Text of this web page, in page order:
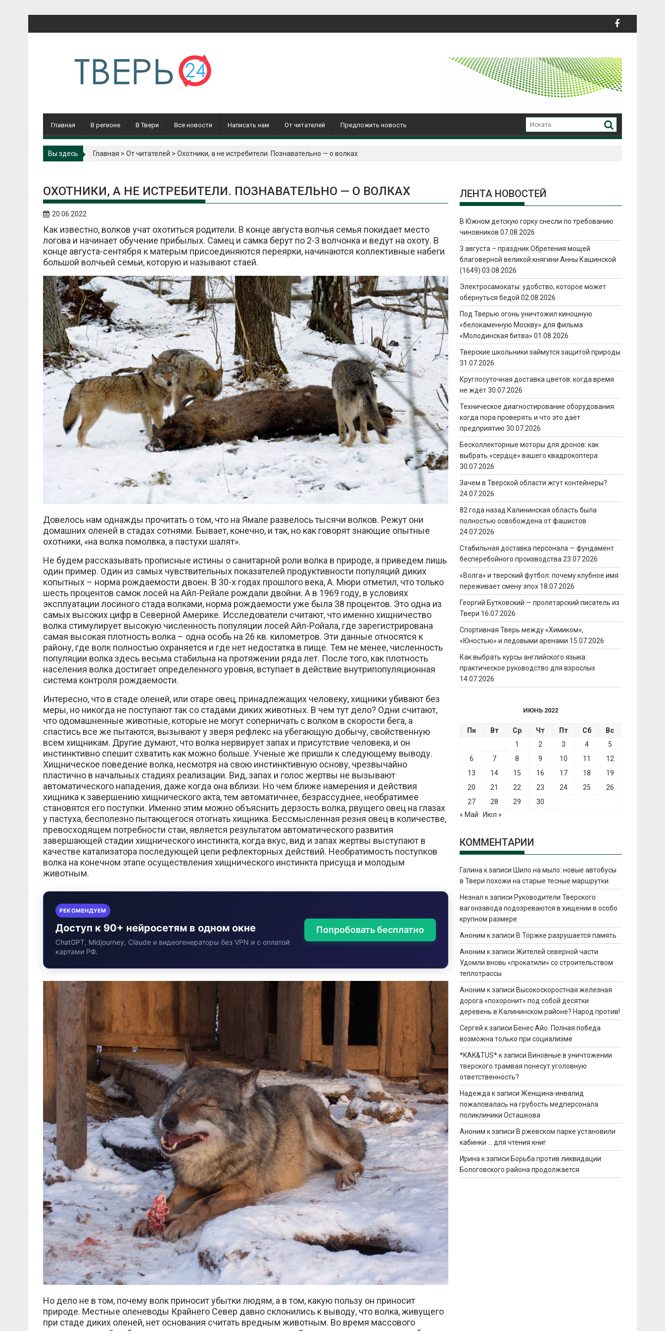
Главная В регионе В Твери Все новости Написать нам От читателей Предложить новость
Вы здесь Главная > От читателей > Охотники, а не истребители. Познавательно — о волках
ОХОТНИКИ, А НЕ ИСТРЕБИТЕЛИ. ПОЗНАВАТЕЛЬНО — О ВОЛКАХ
20.06.2022
Как известно, волков учат охотиться родители. В конце августа волчья семья покидает место
логова и начинает обучение прибылых. Самец и самка берут по 2-3 волчонка и ведут на охоту. В
конце августа-сентября к матерым присоединяются переярки, начинаются коллективные набеги
большой волчьей семьи, которую и называют стаей.
Довелось нам однажды прочитать о том, что на Ямале развелось тысячи волков. Режут они
домашних оленей в стадах сотнями. Бывает, конечно, и так, но как говорят знающие опытные
охотники, «на волка помолвка, а пастухи шалят».
Не будем рассказывать прописные истины о санитарной роли волка в природе, а приведем лишь
один пример. Один из самых чувствительных показателей продуктивности популяций диких
копытных – норма рождаемости двоен. В 30-х годах прошлого века, А. Мюри отметил, что только
шесть процентов самок лосей на Айл-Рейале рождали двойни. А в 1969 году, в условиях
эксплуатации лосиного стада волками, норма рождаемости уже была 38 процентов. Это одна из
самых высоких цифр в Северной Америке. Исследователи считают, что именно хищничество
волка стимулирует высокую численность популяции лосей Айл-Ройала, где зарегистрирована
самая высокая плотность волка – одна особь на 26 кв. километров. Эти данные относятся к
району, где волк полностью охраняется и где нет недостатка в пище. Тем не менее, численность
популяции волка здесь весьма стабильна на протяжении ряда лет. После того, как плотность
населения волка достигает определенного уровня, вступает в действие внутрипопуляционная
система контроля рождаемости.
Интересно, что в стаде оленей, или отаре овец, принадлежащих человеку, хищники убивают без
меры, но никогда не поступают так со стадами диких животных. В чем тут дело? Одни считают,
что одомашненные животные, которые не могут соперничать с волком в скорости бега, а
спастись все же пытаются, вызывают у зверя рефлекс на убегающую добычу, свойственную
всем хищникам. Другие думают, что волка нервирует запах и присутствие человека, и он
инстинктивно спешит схватить как можно больше. Ученые же пришли к следующему выводу.
Хищническое поведение волка, несмотря на свою инстинктивную основу, чрезвычайно
пластично в начальных стадиях реализации. Вид, запах и голос жертвы не вызывают
автоматического нападения, даже когда она вблизи. Но чем ближе намерения и действия
хищника к завершению хищнического акта, тем автоматичнее, безрассуднее, необратимее
становятся его поступки. Именно этим можно объяснить дерзость волка, рвущего овец на глазах
у пастуха, бесполезно пытающегося отогнать хищника. Бессмысленная резня овец в количестве,
превосходящем потребности стаи, является результатом автоматического развития
завершающей стадии хищнического инстинкта, когда вкус, вид и запах жертвы выступают в
качестве катализатора последующей цепи рефлекторных действий. Необратимость поступков
волка на конечном этапе осуществления хищнического инстинкта присуща и молодым
животным.
РЕКОМЕНДУЕМ
Доступ к 90+ нейросетям в одном окне
ChatGPT, Midjourney, Claude и видеогенераторы без VPN и с оплатой
картами РФ.
Попробовать бесплатно
Но дело не в том, почему волк приносит убытки людям, а в том, какую пользу он приносит
природе. Местные оленеводы Крайнего Север давно склонились к выводу, что волка, живущего
при стаде диких оленей, нет основания считать вредным животным. Во время массового
ЛЕНТА НОВОСТЕЙ
В Южном детскую горку снесли по требованию
чиновников 07.08.2026
3 августа – праздник Обретения мощей
благоверной великой княгини Анны Кашинской
(1649) 03.08.2026
Электросамокаты: удобство, которое может
обернуться бедой 02.08.2026
Под Тверью огонь уничтожил киношную
«белокаменную Москву» для фильма
«Молодинская битва» 01.08.2026
Тверские школьники займутся защитой природы
31.07.2026
Круглосуточная доставка цветов: когда время
не ждёт 30.07.2026
Техническое диагностирование оборудования:
когда пора проверять и что это даёт
предприятию 30.07.2026
Бесколлекторные моторы для дронов: как
выбрать «сердце» вашего квадрокоптера
30.07.2026
Зачем в Тверской области жгут контейнеры?
24.07.2026
82 года назад Калининская область была
полностью освобождена от фашистов
24.07.2026
Стабильная доставка персонала — фундамент
бесперебойного производства 23.07.2026
«Волга» и тверский футбол: почему клубное имя
переживает смену эпох 18.07.2026
Георгий Бутковский — пролетарский писатель из
Твери 16.07.2026
Спортивная Тверь между «Химиком»,
«Юностью» и ледовыми аренами 15.07.2026
Как выбрать курсы английского языка:
практическое руководство для взрослых
14.07.2026
ИЮНЬ 2022
Пн Вт Ср Чт Пт Сб
Вс
1
2 3 4
5
6
7 8 9 10 11
12
13
14 15 16 17 18
19
20
21 22 23 24 25
26
27
28 29
30
« Май
Июл »
КОММЕНТАРИИ
Галина к записи Шило на мыло: новые автобусы
в Твери похожи на старые тесные маршрутки.
Незнал к записи Руководители Тверского
вагонзавода подозреваются в хищении в особо
крупном размере
Аноним к записи В Торжке разрушается память
Аноним к записиЖителей северной части
Удомли вновь «прокатили» со строительством
теплотрассы
Аноним к записи Высокоскоростная железная
дорога «похоронит» под собой десятки
деревень в Калининском районе? Народ против!
Сергей к записи Бенес Айо. Полная победа
возможна только при социализме
*KAK&TUS*к записи Виновные в уничтожении
тверского трамвая понесут уголовную
ответственность?
Надежда к записиЖенщина-инвалид
пожаловалась на грубость медперсонала
поликлиники Осташкова
Аноним к записи В ржевском парке установили
кабинки … для чтения книг
Ирина к записи Борьба против ликвидации
Бологовского района продолжается